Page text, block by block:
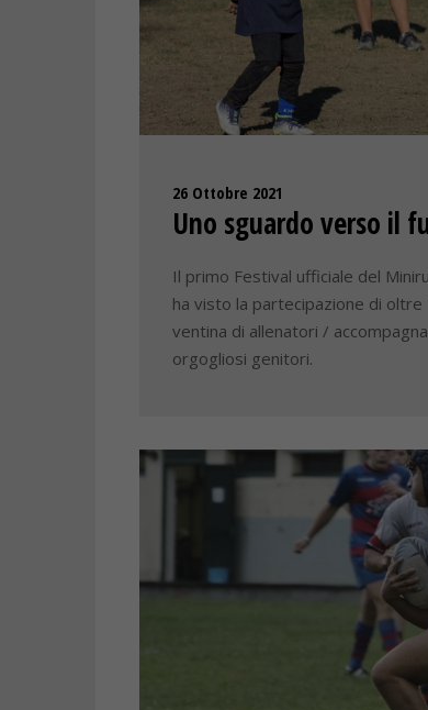
26 Ottobre 2021
Uno sguardo verso il
Il primo Festival ufficiale del
ha visto la partecipazione di oltre
ventina di allenatori /
orgogliosi genitori.